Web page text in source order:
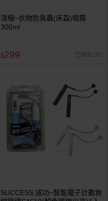
清檜~衣物防臭蟲(床蝨)噴霧
300ml
$299 已銷售266
SUCCESS 成功~智能電子計數無